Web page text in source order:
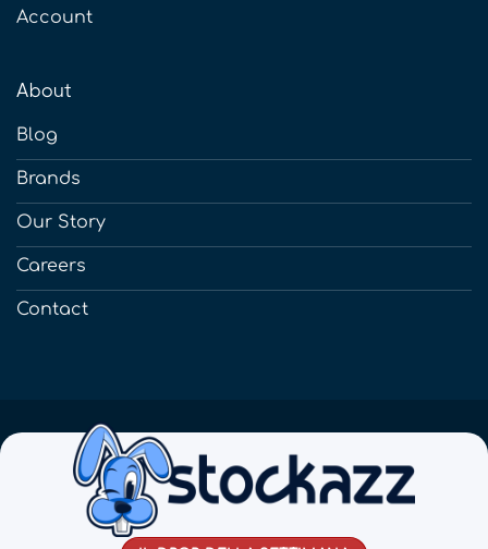
Account
About
Blog
Brands
Our Story
Careers
Contact